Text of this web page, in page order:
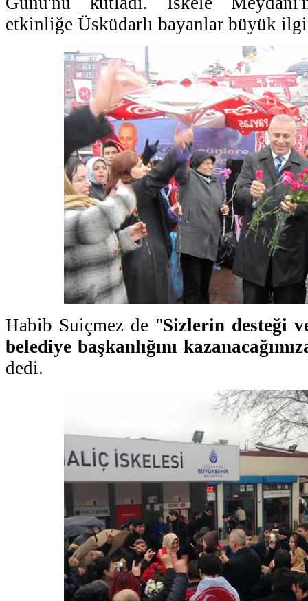
etkinliğe Üsküdarlı bayanlar büyük
Habib Suiçmez de ''Sizlerin desteği
belediye başkanlığını
dedi.